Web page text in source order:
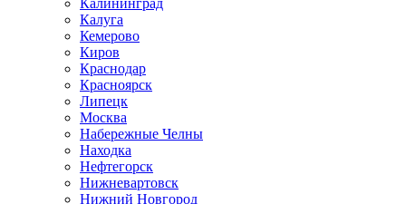
Калининград
Калуга
Кемерово
Киров
Краснодар
Красноярск
Липецк
Москва
Набережные Челны
Находка
Нефтегорск
Нижневартовск
Нижний Новгород